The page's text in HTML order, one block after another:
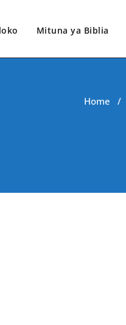
Mituna ya Biblia
Home /